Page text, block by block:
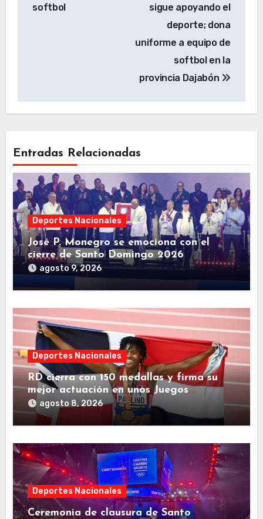
softbol
sigue apoyando el
deporte; dona
uniforme a equipo de
softbol en la
provincia Dajabón
Entradas Relacionadas
Deportes Nacionales
José P. Monegro se emociona con el
cierre de Santo Domingo 2026
agosto 9, 2026
Deportes Nacionales
RD cierra con 150 medallas y firma su
mejor actuación en unos Juegos
Centroamericanos
agosto 8, 2026
Deportes Nacionales
Ceremonia de clausura de Santo